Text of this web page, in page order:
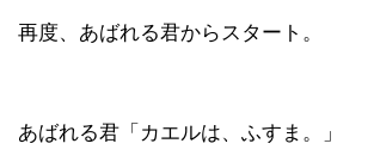
再度、あばれる君からスタート。
あばれる君「カエルは、ふすま。」